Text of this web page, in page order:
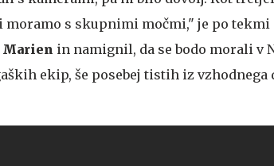
moramo s skupnimi močmi," je po tekmi
Marien in namignil, da se bodo morali v
ekip, še posebej tistih iz vzhodnega